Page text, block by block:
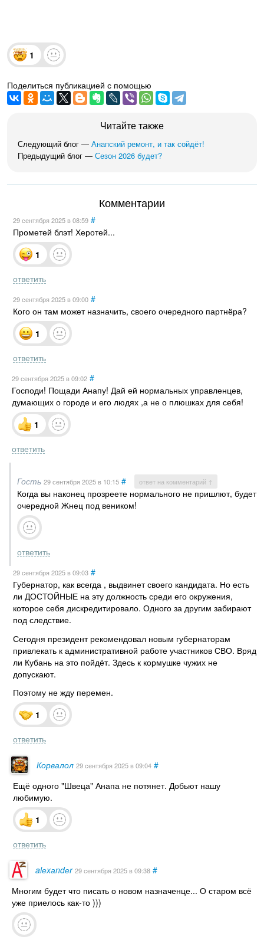
1
Поделиться публикацией с помощью
Читайте также
Следующий блог — Анапский ремонт, и так сойдёт!
Предыдущий блог — Сезон 2026 будет?
Комментарии
29 сентября 2025в 08:59 #
Прометей блэт! Херотей...
1
ответить
29 сентября 2025в 09:00 #
Кого он там может назначить, своего очередного партнёра?
1
ответить
29 сентября 2025в 09:02 #
Господи! Пощади Анапу! Дай ей нормальных управленцев,
думающих о городе и его людях ,а не о плюшках для себя!
1
ответить
Гость 29 сентября 2025в 10:15 # ответ на комментарий ↑
Когда вы наконец прозреете нормального не пришлют, будет
очередной Жнец под веником!
ответить
29 сентября 2025в 09:03 #
Губернатор, как всегда , выдвинет своего кандидата. Но есть
ли ДОСТОЙНЫЕ на эту должность среди его окружения,
которое себя дискредитировало. Одного за другим забирают
под следствие.
Сегодня президент рекомендовал новым губернаторам
привлекать к административной работе участников СВО. Вряд
ли Кубань на это пойдёт. Здесь к кормушке чужих не
допускают.
Поэтому не жду перемен.
1
ответить
Корвалол 29 сентября 2025в 09:04 #
Ещё одного "Швеца" Анапа не потянет. Добьют нашу
любимую.
1
ответить
alеxаndеr 29 сентября 2025в 09:38 #
Многим будет что писать о новом назначенце... О старом всё
уже приелось как-то )))